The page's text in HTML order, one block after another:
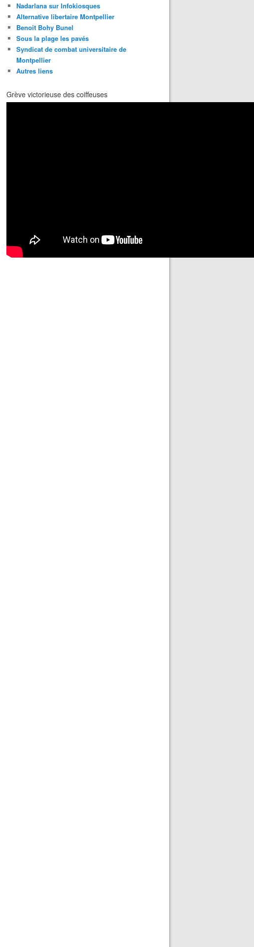
Nadarlana sur Infokiosques
Alternative libertaire Montpellier
Benoit Bohy Bunel
Sous la plage les pavés
Syndicat de combat universitaire de
Montpellier
Autres liens
Grève victorieuse des coiffeuses